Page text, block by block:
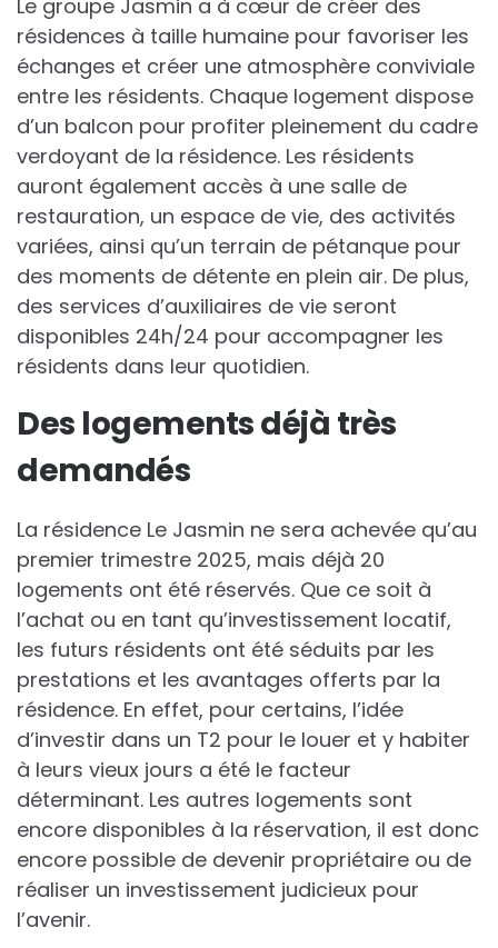
Le groupe Jasmin a à cœur de créer des
résidences à taille humaine pour favoriser les
échanges et créer une atmosphère conviviale
entre les résidents. Chaque logement dispose
d’un balcon pour profiter pleinement du cadre
verdoyant de la résidence. Les résidents
auront également accès à une salle de
restauration, un espace de vie, des activités
variées, ainsi qu’un terrain de pétanque pour
des moments de détente en plein air. De plus,
des services d’auxiliaires de vie seront
disponibles 24h/24 pour accompagner les
résidents dans leur quotidien.
Des logements déjà très
demandés
La résidence Le Jasmin ne sera achevée qu’au
premier trimestre 2025, mais déjà 20
logements ont été réservés. Que ce soit à
l’achat ou en tant qu’investissement locatif,
les futurs résidents ont été séduits par les
prestations et les avantages offerts par la
résidence. En effet, pour certains, l’idée
d’investir dans un T2 pour le louer et y habiter
à leurs vieux jours a été le facteur
déterminant. Les autres logements sont
encore disponibles à la réservation, il est donc
encore possible de devenir propriétaire ou de
réaliser un investissement judicieux pour
l’avenir.